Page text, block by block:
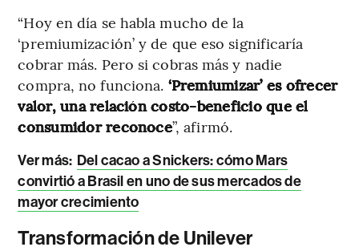
“Hoy en día se habla mucho de la
‘premiumización’ y de que eso significaría
cobrar más. Pero si cobras más y nadie
compra, no funciona. ‘Premiumizar’ es ofrecer
valor, una relación costo-beneficio que el
consumidor reconoce”, afirmó.
Ver más: Del cacao a Snickers: cómo Mars
convirtió a Brasil en uno de sus mercados de
mayor crecimiento
Transformación de Unilever